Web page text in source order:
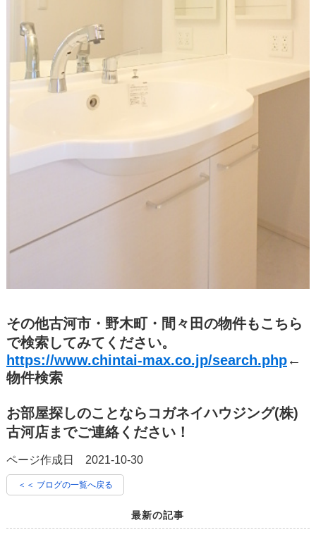
その他古河市・野木町・間々田の物件もこちら
で検索してみてください。
https://www.chintai-max.co.jp/search.php←
物件検索
お部屋探しのことならコガネイハウジング(株)
古河店までご連絡ください！
ページ作成日 2021-10-30
＜＜ ブログの一覧へ戻る
最新の記事